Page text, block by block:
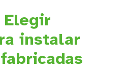
Elegir
instalar